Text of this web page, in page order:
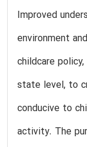
Improved
environment
childcare
state level, to
conducive to
activity. The